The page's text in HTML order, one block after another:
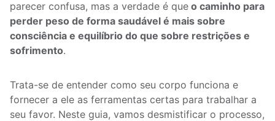
parecer confusa, mas a verdade é que o caminho para
perder peso de forma saudável é mais sobre
consciência e equilíbrio do que sobre restrições e
sofrimento.
Trata-se de entender como seu corpo funciona e
fornecer a ele as ferramentas certas para trabalhar a
seu favor. Neste guia, vamos desmistificar o processo,